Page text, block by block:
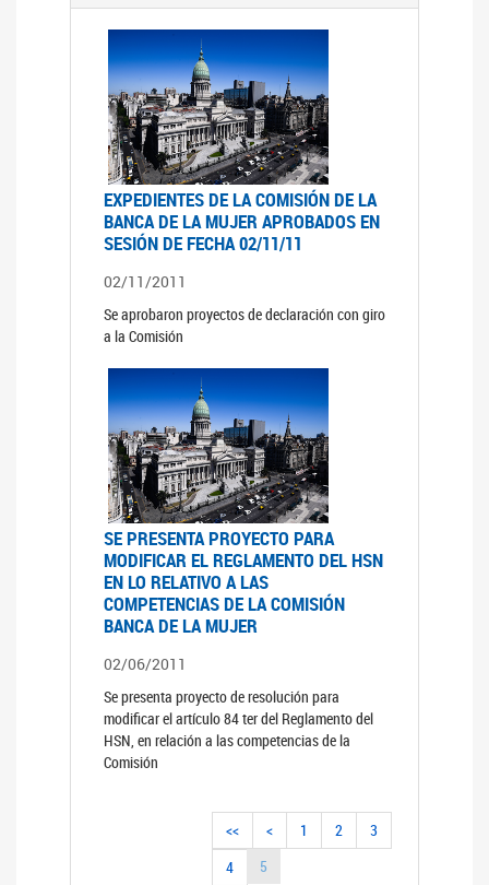
EXPEDIENTES DE LA COMISIÓN DE LA
BANCA DE LA MUJER APROBADOS EN
SESIÓN DE FECHA 02/11/11
02/11/2011
Se aprobaron proyectos de declaración con giro
a la Comisión
SE PRESENTA PROYECTO PARA
MODIFICAR EL REGLAMENTO DEL HSN
EN LO RELATIVO A LAS
COMPETENCIAS DE LA COMISIÓN
BANCA DE LA MUJER
02/06/2011
Se presenta proyecto de resolución para
modificar el artículo 84 ter del Reglamento del
HSN, en relación a las competencias de la
Comisión
<< < 1 2
3
4
5